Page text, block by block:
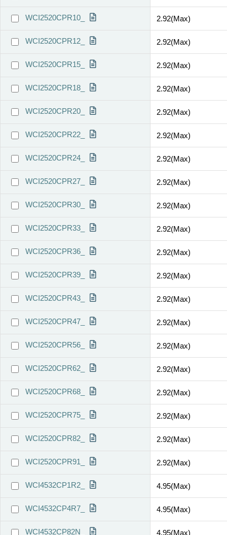
WCI2520CPR10_ 2.92(Max)
WCI2520CPR12_ 2.92(Max)
WCI2520CPR15_ 2.92(Max)
WCI2520CPR18_ 2.92(Max)
WCI2520CPR20_ 2.92(Max)
WCI2520CPR22_ 2.92(Max)
WCI2520CPR24_ 2.92(Max)
WCI2520CPR27_ 2.92(Max)
WCI2520CPR30_ 2.92(Max)
WCI2520CPR33_ 2.92(Max)
WCI2520CPR36_ 2.92(Max)
WCI2520CPR39_ 2.92(Max)
WCI2520CPR43_ 2.92(Max)
WCI2520CPR47_ 2.92(Max)
WCI2520CPR56_ 2.92(Max)
WCI2520CPR62_ 2.92(Max)
WCI2520CPR68_ 2.92(Max)
WCI2520CPR75_ 2.92(Max)
WCI2520CPR82_ 2.92(Max)
WCI2520CPR91_ 2.92(Max)
WCI4532CP1R2_ 4.95(Max)
WCI4532CP4R7_ 4.95(Max)
WCI4532CP82N_ 4.95(Max)